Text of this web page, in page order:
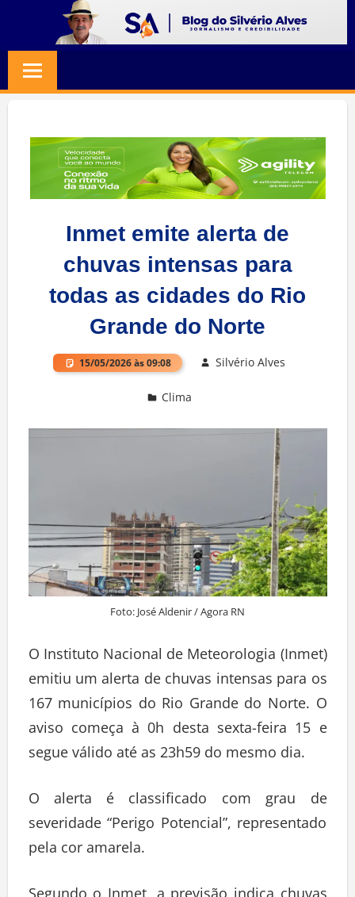
content
SILVERIO
ALVES
Jornalismo
Credibilidade
Inmet emite alerta de
chuvas intensas para
todas as cidades do Rio
Grande do Norte
15/05/2026 às 09:08 Silvério Alves
Clima
Foto: José Aldenir / Agora RN
O Instituto Nacional de Meteorologia (Inmet)
emitiu um alerta de chuvas intensas para os
167 municípios do Rio Grande do Norte. O
aviso começa à 0h desta sexta-feira 15 e
segue válido até as 23h59 do mesmo dia.
O alerta é classificado com grau de
severidade “Perigo Potencial”, representado
pela cor amarela.